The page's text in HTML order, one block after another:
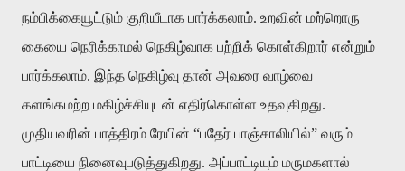
நம்பிக்கையூட்டும் குறியீடாக பார்க்கலாம். உறவின் மற்றொரு
கையை நெரிக்காமல் நெகிழ்வாக பற்றிக் கொள்கிறார் என்றும்
பார்க்கலாம். இந்த நெகிழ்வு தான் அவரை வாழ்வை
களங்கமற்ற மகிழ்ச்சியுடன் எதிர்கொள்ள உதவுகிறது.
முதியவரின் பாத்திரம் ரேயின் “பதேர் பாஞ்சாலியில்” வரும்
பாட்டியை நினைவுபடுத்துகிறது. அப்பாட்டியும் மருமகளால்